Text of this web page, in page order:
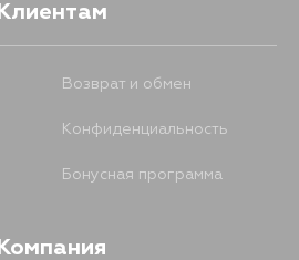
739
Клиентам
Возврат и обмен
Конфиденциальность
Бонусная программа
Компания